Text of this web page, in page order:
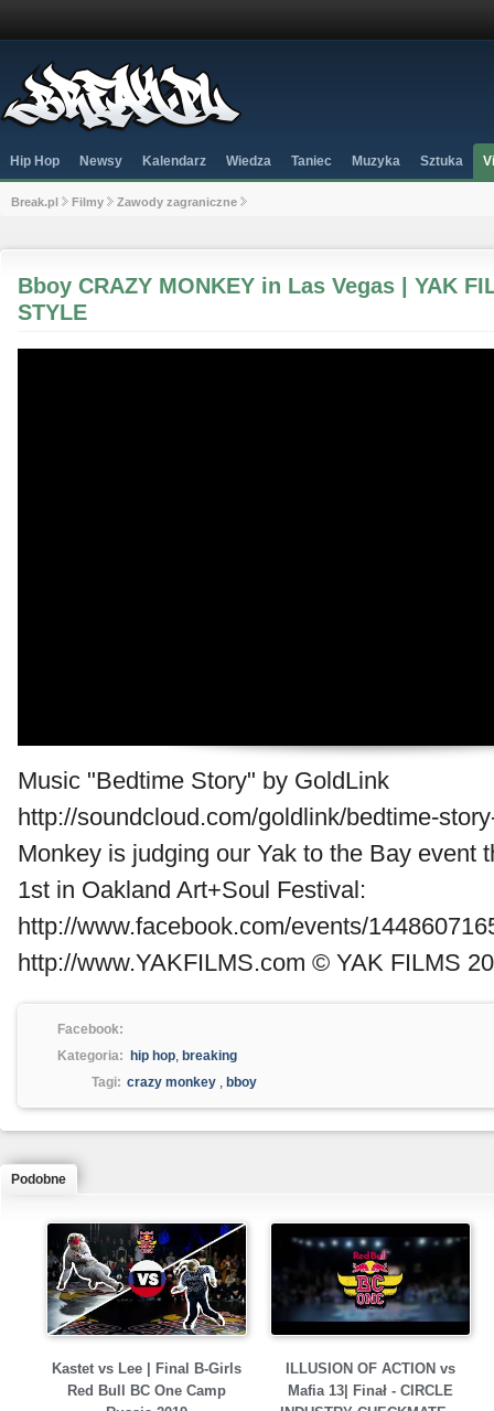
Hip Hop Newsy Kalendarz Wiedza Taniec Muzyka Sztuka
Break.pl Filmy Zawody zagraniczne
Bboy CRAZY MONKEY in Las Vegas | YAK
STYLE
Music "Bedtime Story" by GoldLink
http://soundcloud.com/goldlink/bedtime-
Monkey is judging our Yak to the Bay event
1st in Oakland Art+Soul Festival:
http://www.facebook.com/events/
http://www.YAKFILMS.com © YAK FILMS
Facebook:
Kategoria:
hip hop, breaking
Tagi: crazy monkey , bboy
Podobne
Kastet vs Lee | Final B-Girls
Red Bull BC One Camp
ILLUSION OF ACTION vs
Mafia 13| Finał - CIRCLE